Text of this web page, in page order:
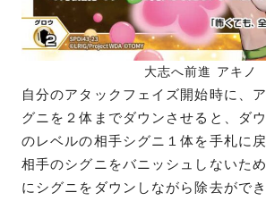
大志へ前進 アキノ
自分のアタックフェイズ開始時に、
グニを２体までダウンさせると、ダ
のレベルの相手シグニ１体を手札に
相手のシグニをバニッシュしないた
にシグニをダウンしながら除去がで